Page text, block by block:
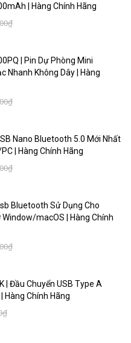
| Hàng Chính Hãng
| Pin Dự Phòng Mini
Nhanh Không Dây | Hàng
Nano Bluetooth 5.0 Mới Nhất
| Hàng Chính Hãng
Bluetooth Sử Dụng Cho
Window/macOS | Hàng Chính
| Đầu Chuyển USB Type A
Hàng Chính Hãng